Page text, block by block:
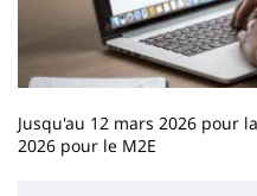
Jusqu'au 12 mars 2026 pour
2026 pour le M2E